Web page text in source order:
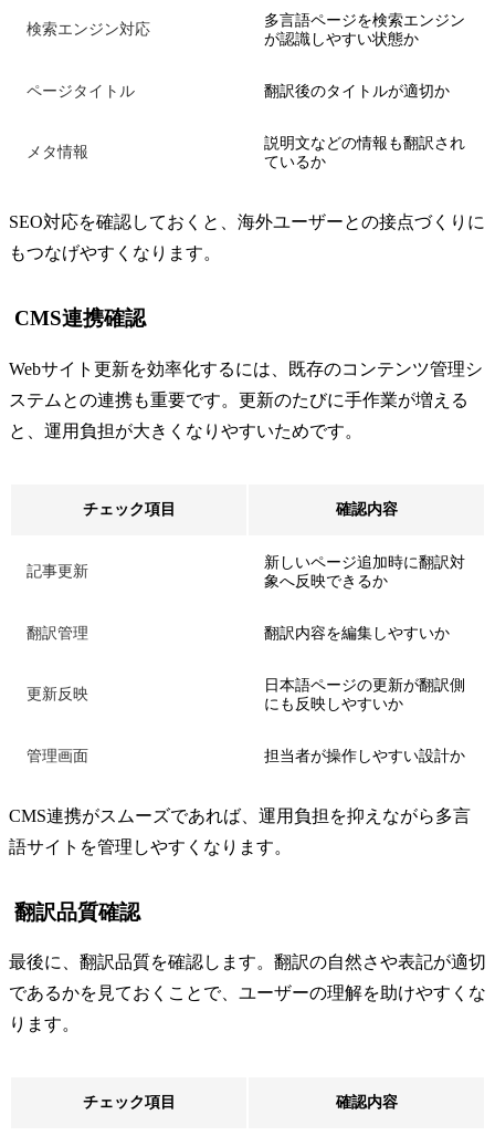
検索エンジン対応
多言語ページを検索エンジン
が認識しやすい状態か
ページタイトル 翻訳後のタイトルが適切か
メタ情報
説明文などの情報も翻訳され
ているか
SEO対応を確認しておくと、海外ユーザーとの接点づくりに
もつなげやすくなります。
CMS連携確認
Webサイト更新を効率化するには、既存のコンテンツ管理シ
ステムとの連携も重要です。更新のたびに手作業が増える
と、運用負担が大きくなりやすいためです。
チェック項目 確認内容
記事更新
新しいページ追加時に翻訳対
象へ反映できるか
翻訳管理 翻訳内容を編集しやすいか
更新反映
日本語ページの更新が翻訳側
にも反映しやすいか
管理画面 担当者が操作しやすい設計か
CMS連携がスムーズであれば、運用負担を抑えながら多言
語サイトを管理しやすくなります。
翻訳品質確認
最後に、翻訳品質を確認します。翻訳の自然さや表記が適切
であるかを見ておくことで、ユーザーの理解を助けやすくな
ります。
チェック項目 確認内容